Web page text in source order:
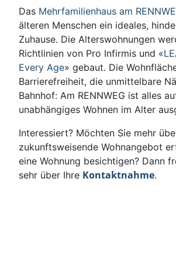
Das Mehrfamilienhaus am
älteren Menschen ein ideales,
Zuhause. Die Alterswohnungen
Richtlinien von Pro Infirmis und «
Every Age» gebaut. Die
Barrierefreiheit, die unmittelbare
Bahnhof: Am RENNWEG ist alles
unabhängiges Wohnen im Alter
Interessiert? Möchten Sie mehr
zukunftsweisende Wohnangebot
eine Wohnung besichtigen? Dann
sehr über Ihre Kontaktnahme.